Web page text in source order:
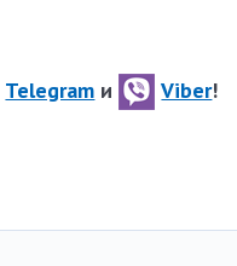
Telegram и Viber!